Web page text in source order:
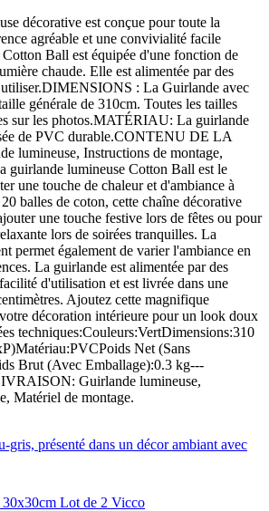
décorative est conçue pour toute la
agréable et une convivialité facile
Ball est équipée d'une fonction de
chaude. Elle est alimentée par des
: La Guirlande avec
générale de 310cm. Toutes les tailles
sur les photos.MATÉRIAU: La guirlande
de PVC durable.CONTENU DE LA
lumineuse, Instructions de montage,
guirlande lumineuse Cotton Ball est le
une touche de chaleur et d'ambiance à
balles de coton, cette chaîne décorative
une touche festive lors de fêtes ou pour
lors de soirées tranquilles. La
permet également de varier l'ambiance en
La guirlande est alimentée par des
d'utilisation et est livrée dans une
Ajoutez cette magnifique
décoration intérieure pour un look doux
techniques:Couleurs:VertDimensions:310
Net (Sans
Brut (Avec Emballage):0.3 kg---
Guirlande lumineuse,
Matériel de montage.
Lot de 2 Vicco